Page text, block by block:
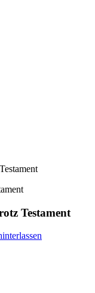
Testament